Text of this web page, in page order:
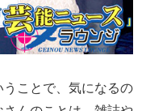
ことで、気になるの